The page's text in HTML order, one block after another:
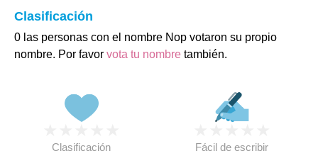
Clasificación
0 las personas con el nombre Nop votaron su propio
nombre. Por favor vota tu nombre también.
Clasificación Fácil de escribir